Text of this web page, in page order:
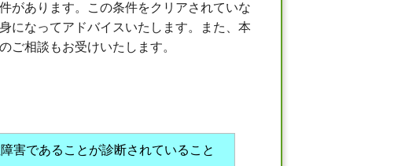
があります。この条件をクリアされていな
になってアドバイスいたします。また、本
ご相談もお受けいたします。
害であることが診断されていること